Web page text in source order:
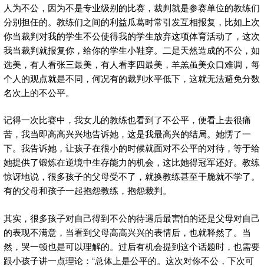
人为不公，因为不是专业级别的比赛，裁判就是参赛单位的教练们
分别担任的。教练们之间的利益瓜葛时常引发互相报复，比如上次
你当裁判对我的学生不公使得我的学生放弃这项体育活动了，这次
我当裁判就报复你，给你的学生小鞋穿。二是天然造成的不公，如
选美，有人看张三最美，有人看李四最美，羊羔虽美众口难调，每
个人的观点就是不同，何况有的裁判水平低下，这就无法避免分数
名次上的不公平。
记得一次比赛中，我女儿的教练也看到了不公平，便看上去很痛
苦，我当即高高兴兴地告诉她，这是我最高兴的结局。她愣了一
下。我告诉她，让孩子在很小的时候就面对不公平的对待，等于给
她提供了锻炼在逆境中生存能力的机会，这比她得冠军还好。教练
惊讶地说，很多孩子的父母受不了，就换教练甚至干脆就不学了。
有的父母和孩子一起抱怨教练，抱怨裁判。
其实，很多孩子对自己得到不公的待遇后最害怕的还是父母对自己
的表现不满意，当看到父母高高兴兴的表情后，也就释然了。当
然，哭一顿也是可以理解的。过后有机会提到这个话题时，也需要
跟小孩子讲一点理论：“总体上是公平的。这次对你不公，下次可